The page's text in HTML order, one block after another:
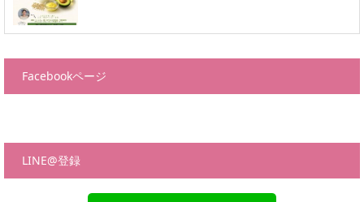
Facebookページ
LINE@登録